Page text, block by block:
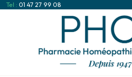
Tel : 01 47 27 99 08